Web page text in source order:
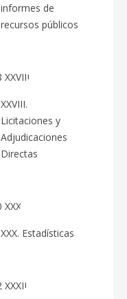
informes de
recursos públicos
XXVIII.
Licitaciones y
Adjudicaciones
Directas
XXX. Estadísticas